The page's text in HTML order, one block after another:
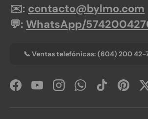
✉️: contacto@bylmo.com
💬: WhatsApp/
📞 Ventas telefónicas: (604) 200 42-
FacebookYouTubeInstagramWhatsApp
TikTok